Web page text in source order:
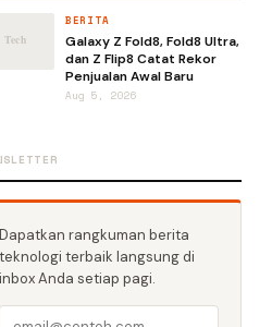
BERITA
Galaxy Z Fold8, Fold8 Ultra,
dan Z Flip8 Catat Rekor
Penjualan Awal Baru
Aug 5, 2026
Dapatkan rangkuman berita
teknologi terbaik langsung di
inbox Anda setiap pagi.